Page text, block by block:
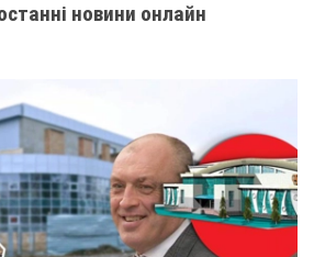
новини онлайн